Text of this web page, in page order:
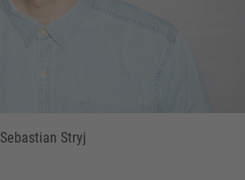
Sebastian Stryj